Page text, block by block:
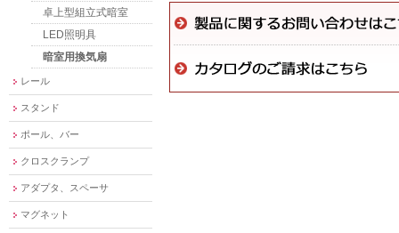
卓上型組立式暗室
LED照明具
暗室用換気扇
レール
スタンド
ポール、バー
クロスクランプ
アダプタ、スペーサ
マグネット